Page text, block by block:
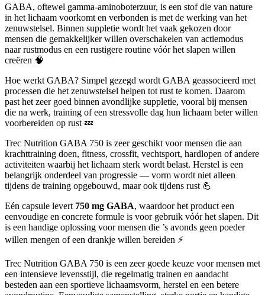
GABA, oftewel gamma-aminoboterzuur, is een stof die van nature
in het lichaam voorkomt en verbonden is met de werking van het
zenuwstelsel. Binnen suppletie wordt het vaak gekozen door
mensen die gemakkelijker willen overschakelen van actiemodus
naar rustmodus en een rustigere routine vóór het slapen willen
creëren 🧠
Hoe werkt GABA? Simpel gezegd wordt GABA geassocieerd met
processen die het zenuwstelsel helpen tot rust te komen. Daarom
past het zeer goed binnen avondlijke suppletie, vooral bij mensen
die na werk, training of een stressvolle dag hun lichaam beter willen
voorbereiden op rust 💤
Trec Nutrition GABA 750 is zeer geschikt voor mensen die aan
krachttraining doen, fitness, crossfit, vechtsport, hardlopen of andere
activiteiten waarbij het lichaam sterk wordt belast. Herstel is een
belangrijk onderdeel van progressie — vorm wordt niet alleen
tijdens de training opgebouwd, maar ook tijdens rust 💪
Eén capsule levert 750 mg GABA, waardoor het product een
eenvoudige en concrete formule is voor gebruik vóór het slapen. Dit
is een handige oplossing voor mensen die ’s avonds geen poeder
willen mengen of een drankje willen bereiden ⚡
Trec Nutrition GABA 750 is een zeer goede keuze voor mensen met
een intensieve levensstijl, die regelmatig trainen en aandacht
besteden aan een sportieve lichaamsvorm, herstel en een betere